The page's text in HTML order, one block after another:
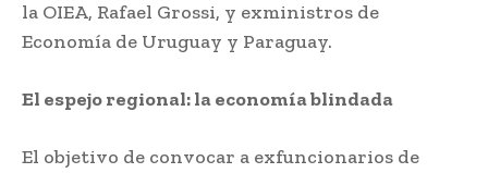
la OIEA, Rafael Grossi, y exministros de
Economía de Uruguay y Paraguay.
El espejo regional: la economía blindada
El objetivo de convocar a exfuncionarios de